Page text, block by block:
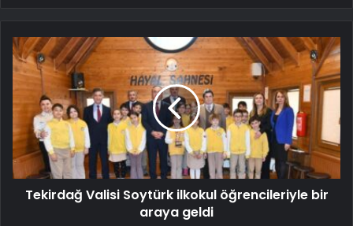
Tekirdağ Valisi Soytürk ilkokul öğrencileriyle bir
araya geldi